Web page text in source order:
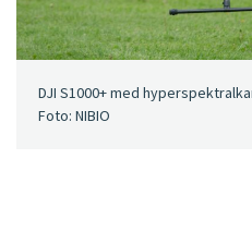
DJI S1000+ med
Foto: NIBIO